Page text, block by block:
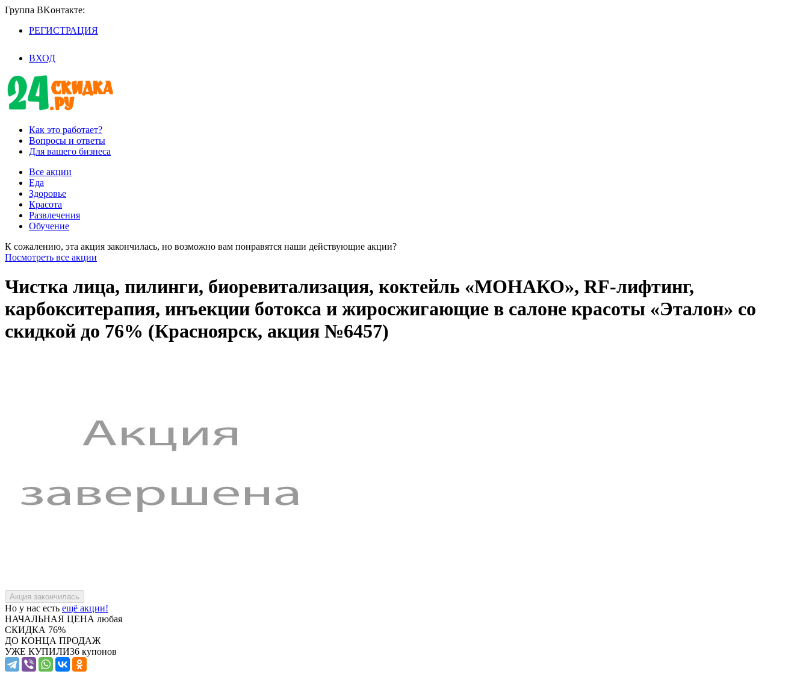
Группа BKoнтaктe:
РЕГИСТРАЦИЯ
ВХОД
Как это работает?
Вопросы и ответы
Для вашего бизнеса
Все акции
Еда
Здоровье
Красота
Развлечения
Обучение
К сожалению, эта акция закончилась, но возможно вам понравятся наши действующие акции?
Посмотреть все акции
Чистка лица, пилинги, биоревитализация, коктейль «МОНАКО», RF-лифтинг,
карбокситерапия, инъекции ботокса и жиросжигающие в салоне красоты «Эталон» со
скидкой до 76% (Красноярск, акция №6457)
Но у нас есть ещё акции!
НАЧАЛЬНАЯ ЦЕНА любая
СКИДКА 76%
ДО КОНЦА ПРОДАЖ
УЖЕ КУПИЛИ36 купонов